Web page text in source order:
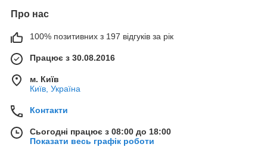
Про нас
100% позитивних з 197 відгуків за рік
Працює з 30.08.2016
м. Київ
Київ, Україна
Контакти
Сьогодні працює з 08:00 до 18:00
Показати весь графік роботи